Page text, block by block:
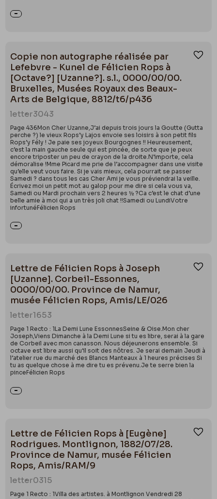
Copie non autographe réalisée par
Lefebvre - Kunel de Félicien Rops à
[Octave?] [Uzanne?]. s.l., 0000/00/00.
Bruxelles, Musées Royaux des Beaux-
Arts de Belgique, 8812/t6/p436
letter3043
Page 436Mon Cher Uzanne,J’ai depuis trois jours la Goutte (Gutta
perche ?) le vieux Rops’y Lajos envoie ses loisirs à son petit fils
Rops’y Fély ! Je paie ses joyeux Bourgognes !! Heureusement,
c’est la main gauche seule qui est pincée, de sorte que je peux
encore triposter un peu de crayon de la droite.N’importe, cela
démoralise !Mme Picard me prie de l’accompagner dans une visite
qu’elle veut vous faire. Si je vais mieux, cela pourrait se passer
Samedi ? dans tous les cas Cher Ami je vous préviendrai la veille.
Écrivez moi un petit mot au galop pour me dire si cela vous va,
Samedi ou Mardi prochain vers 2 heures ½ ?Ca c’est le chat d’une
belle amie à moi qui a un très joli chat !!Samedi ou LundiVotre
infortunéFélicien Rops
Lettre de Félicien Rops à Joseph
[Uzanne]. Corbeil-Essonnes,
0000/00/00. Province de Namur,
musée Félicien Rops, Amis/LE/026
letter1653
Page 1 Recto : 1La Demi Lune EssonnesSeine & Oise.Mon cher
Joseph,Viens Dimanche à la Demi Lune si tu es libre, serai à la gare
de Corbeil avec mon canasson. Nous déjeunerons ensemble. Si
octave est libre aussi qu’il soit des nôtres. Je serai demain Jeudi à
l’atelier rue du marché des Blancs Manteaux à 1 heures précises Si
tu as quelque chose à me dire tu es prévenu.Je te serre bien la
pinceFélicien Rops
Lettre de Félicien Rops à [Eugène]
Rodrigues. Montlignon, 1882/07/28.
Province de Namur, musée Félicien
Rops, Amis/RAM/9
letter0315
Page 1 Recto : 1Villa des artistes. à Montlignon Vendredi 28